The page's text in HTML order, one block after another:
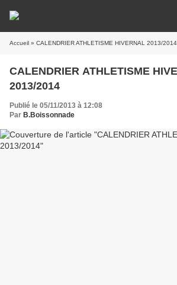
Accueil » CALENDRIER ATHLETISME HIVERNAL 2013/2014
CALENDRIER ATHLETISME
2013/2014
Publié le 05/11/2013 à 12:08
Par B.Boissonnade